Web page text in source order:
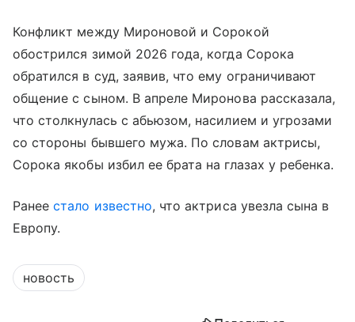
Конфликт между Мироновой и Сорокой
обострился зимой 2026 года, когда Сорока
обратился в суд, заявив, что ему ограничивают
общение с сыном. В апреле Миронова рассказала,
что столкнулась с абьюзом, насилием и угрозами
со стороны бывшего мужа. По словам актрисы,
Сорока якобы избил ее брата на глазах у ребенка.
Ранеестало известно, что актриса увезла сына в
Европу.
новость